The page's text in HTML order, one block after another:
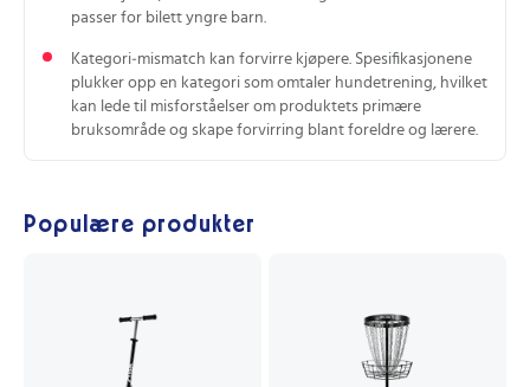
passer for bilett yngre barn.
Kategori‑mismatch kan forvirre kjøpere. Spesifikasjonene
plukker opp en kategori som omtaler hundetrening, hvilket
kan lede til misforståelser om produktets primære
bruksområde og skape forvirring blant foreldre og lærere.
Populære produkter